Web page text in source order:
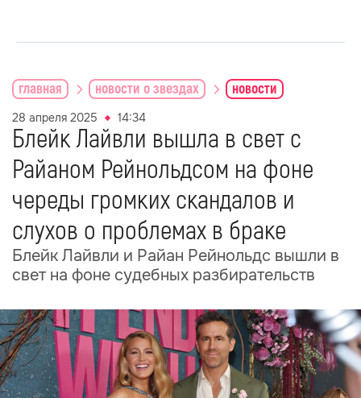
главная новости о звездах новости
28 апреля 2025 14:34
Блейк Лайвли вышла в свет с
Райаном Рейнольдсом на фоне
череды громких скандалов и
слухов о проблемах в браке
Блейк Лайвли и Райан Рейнольдс вышли в
свет на фоне судебных разбирательств